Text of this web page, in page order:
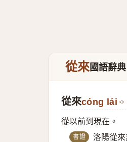
從來國語辭典
從來cóng lái
從以前到現在。
書證 洛陽從